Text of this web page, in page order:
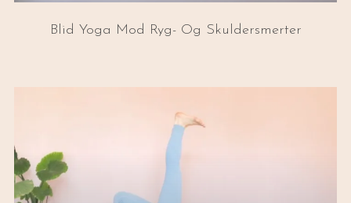
Blid Yoga Mod Ryg- Og Skuldersmerter